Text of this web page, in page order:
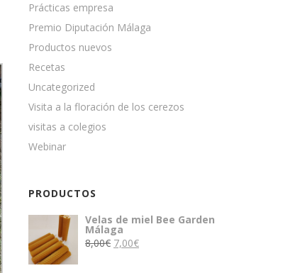
Prácticas empresa
Premio Diputación Málaga
Productos nuevos
Recetas
Uncategorized
Visita a la floración de los cerezos
visitas a colegios
Webinar
PRODUCTOS
Velas de miel Bee Garden
Málaga
8,00€ El
7,00€El